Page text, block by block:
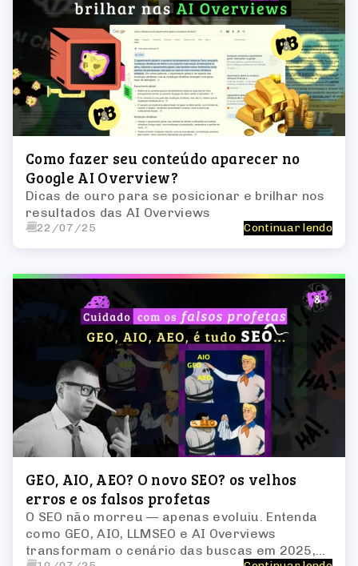
Como fazer seu conteúdo aparecer no
Google AI Overview?
Dicas de ouro para se posicionar e brilhar nos
resultados das AI Overviews
22/07/25 Continuar lendo
GEO, AIO, AEO? O novo SEO? os velhos
erros e os falsos profetas
O SEO não morreu — apenas evoluiu. Entenda
como GEO, AIO, LLMSEO e AI Overviews
transformam o cenário das buscas em 2025,